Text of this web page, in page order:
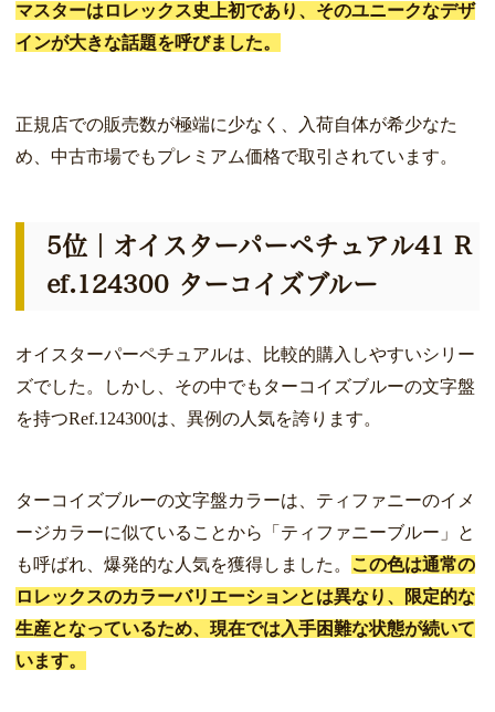
マスターはロレックス史上初であり、そのユニークなデザ
インが大きな話題を呼びました。
正規店での販売数が極端に少なく、入荷自体が希少なた
め、中古市場でもプレミアム価格で取引されています。
5位｜オイスターパーペチュアル41 R
ef.124300 ターコイズブルー
オイスターパーペチュアルは、比較的購入しやすいシリー
ズでした。しかし、その中でもターコイズブルーの文字盤
を持つRef.124300は、異例の人気を誇ります。
ターコイズブルーの文字盤カラーは、ティファニーのイメ
ージカラーに似ていることから「ティファニーブルー」と
も呼ばれ、爆発的な人気を獲得しました。 この色は通常の
ロレックスのカラーバリエーションとは異なり、限定的な
生産となっているため、現在では入手困難な状態が続いて
います。